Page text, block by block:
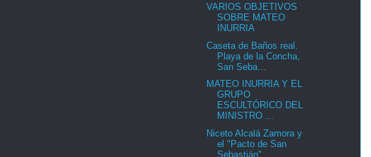
VARIOS OBJETIVOS
SOBRE MATEO
INURRIA
Caseta de Baños real.
Playa de la Concha,
San Seba...
MATEO INURRIA Y EL
GRUPO
ESCULTÓRICO DEL
MINISTRO ...
Niceto Alcalá Zamora y
el "Pacto de San
Sebastián"...